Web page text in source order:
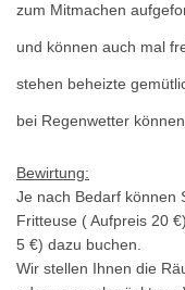
zum Mitmachen
und können auch mal
stehen beheizte
bei Regenwetter
Bewirtung:
Je nach Bedarf können
Fritteuse ( Aufpreis 20
5 €) dazu buchen.
Wir stellen Ihnen die